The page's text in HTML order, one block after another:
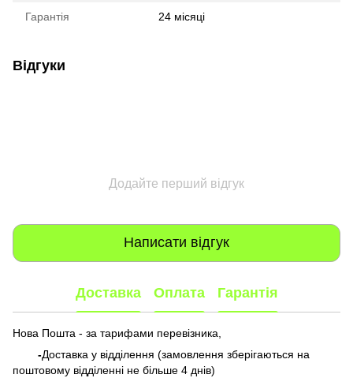
Гарантія 24 місяці
Відгуки
Додайте перший відгук
Написати відгук
Доставка Оплата Гарантія
Нова Пошта - за тарифами перевізника,
-Доставка у відділення (замовлення зберігаються на
поштовому відділенні не більше 4 днів)